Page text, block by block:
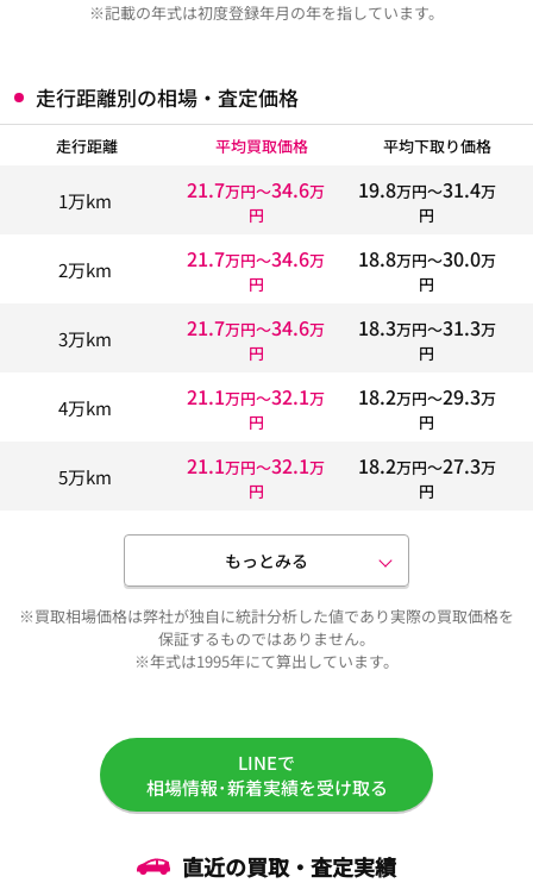
※記載の年式は初度登録年月の年を指しています。
走行距離別の相場・査定価格
走行距離 平均買取価格 平均下取り価格
1万km 21.7万円〜34.6万
円
19.8万円〜31.4万
円
2万km 21.7万円〜34.6万
円
18.8万円〜30.0万
円
3万km 21.7万円〜34.6万
円
18.3万円〜31.3万
円
4万km 21.1万円〜32.1万
円
18.2万円〜29.3万
円
5万km 21.1万円〜32.1万
円
18.2万円〜27.3万
円
もっとみる
※買取相場価格は弊社が独自に統計分析した値であり実際の買取価格を
保証するものではありません。
※年式は1995年にて算出しています。
LINEで
相場情報･新着実績を受け取る
直近の買取・査定実績